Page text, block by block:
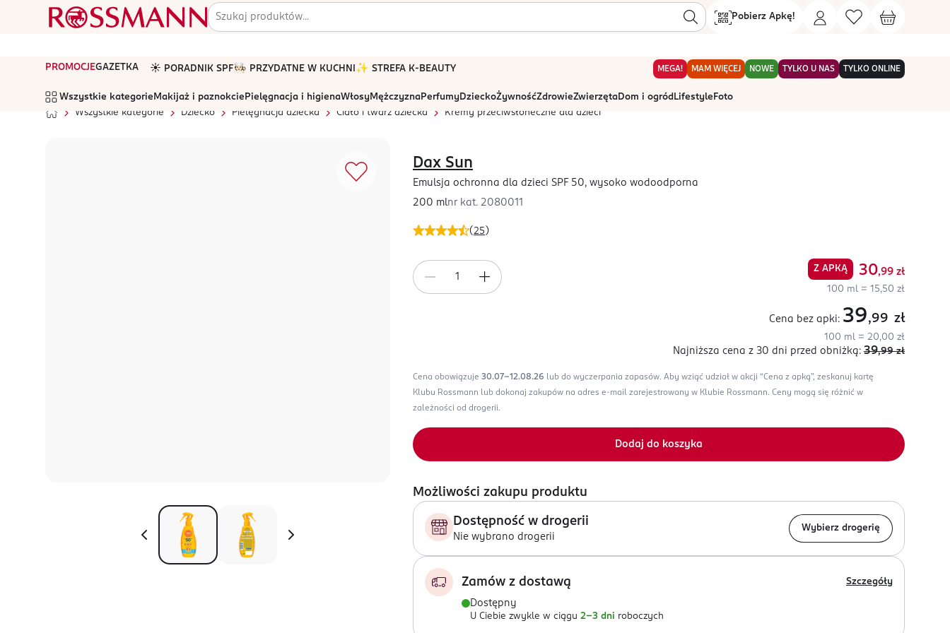
Pobierz Apkę!
PROMOCJEGAZETKA ☀️ PORADNIK SPF🧑🏻‍🍳 PRZYDATNE W KUCHNI ✨ STREFA K-BEAUTY MEGA! MAM WIĘCEJ NOWE TYLKO U NAS TYLKO ONLINE
Wszystkie kategorie Makijaż i paznokcie Pielęgnacja i higienaWłosyMężczyznaPerfumyDzieckoŻywnośćZdrowieZwierzętaDom i ogród Lifestyle Foto
Wszystkie kategorie
Dziecko Pielęgnacja dziecka Ciało i twarz dziecka Kremy przeciwsłoneczne dla dzieci
(25 )
Dax Sun
Emulsja ochronna dla dzieci SPF 50, wysoko wodoodporna
200 mlnr kat. 2080011
Z APKĄ 30,99 zł
100 ml = 15,50 zł
Cena bez apki: 39,99 zł
100 ml = 20,00 zł
Najniższa cena z 30 dni przed obniżką: 39,99 zł
Cena obowiązuje 30.07-12.08.26 lub do wyczerpania zapasów. Aby wziąć udział w akcji “Cena z apką”, zeskanuj kartę
Klubu Rossmann lub dokonaj zakupów na adres e-mail zarejestrowany w Klubie Rossmann. Ceny mogą się różnić w
zależności od drogerii.
Dodaj do koszyka
Możliwości zakupu produktu
Dostępność w drogerii
Nie wybrano drogerii
Wybierz drogerię
Zamów z dostawą Szczegóły
Dostępny
U Ciebie zwykle w ciągu 2-3 dni roboczych